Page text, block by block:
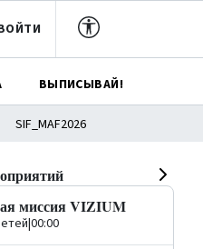
ВЫПИСЫВАЙ!
SIF_MAF2026
миссия VIZIUM
|00:00